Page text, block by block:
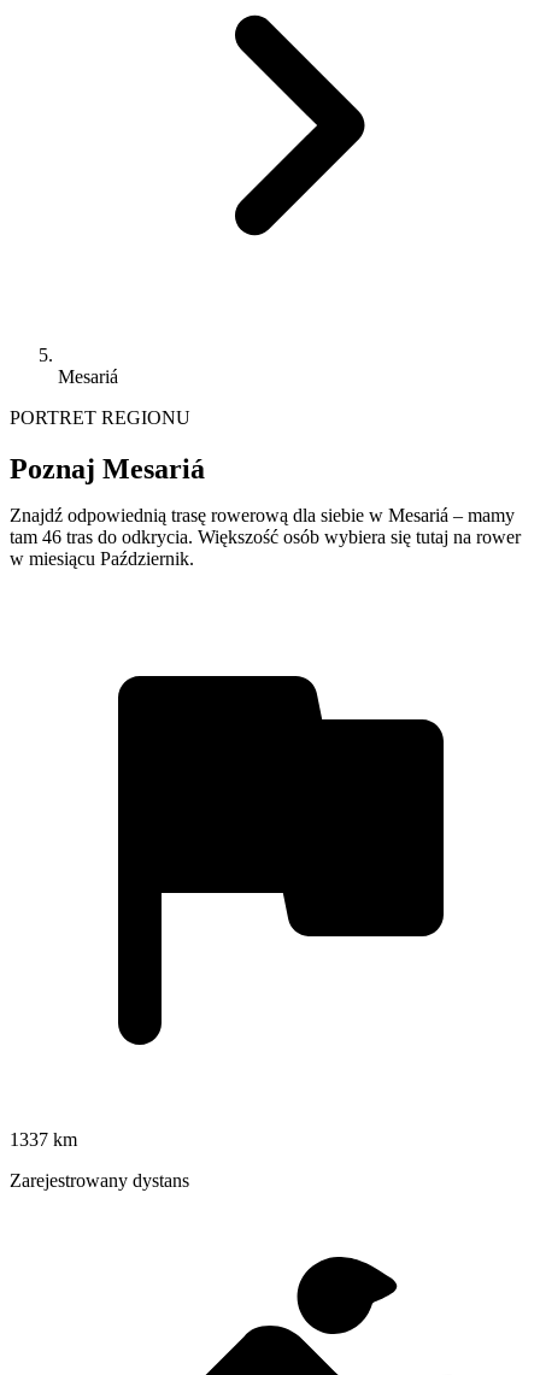
Mesariá
PORTRET REGIONU
Poznaj Mesariá
Znajdź odpowiednią trasę rowerową dla siebie w Mesariá – mamy
tam 46 tras do odkrycia. Większość osób wybiera się tutaj na rower
w miesiącu Październik.
1337 km
Zarejestrowany dystans